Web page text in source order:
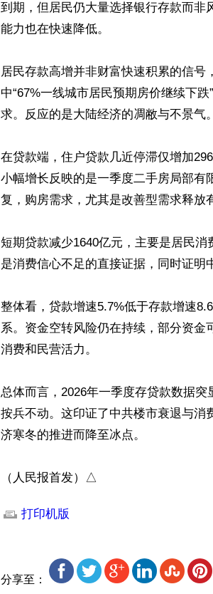
到期，但居民仍大量选择银行存款而
能力也在快速降低。
居民存款高增并非财富快速积累的信号
中“67%一线城市居民预期房价继续下
求。反应的是大陆经济的凋敝与不景气。
在贷款端，住户贷款几近停滞仅增加
小幅增长反映的是一季度二手房局部有
复，购房需求，尤其是改善型需求释放
短期贷款减少1640亿元，主要是居民
是消费信心不足的直接证据，同时证明
整体看，贷款增速5.7%低于存款增速
系。资金空转风险仍在持续，部分资
消费和民营活力。
总体而言，2026年一季度存贷款数据突
按兵不动。这印证了中共楼市衰退与
济寒冬的推进而降至冰点。
（人民报首发）△
打印机版
分享至：